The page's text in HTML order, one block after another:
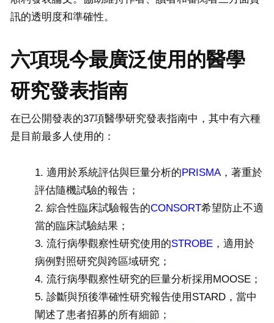
訊的透明度和準確性。
六項現今最廣泛使用的醫學
研究發表指南
在已公開發表的37項醫學研究發表指南中，其中有六種
是目前最多人使用的：
適用於系統評估與巨量分析的 PRISMA，著重於
評估隨機試驗的報告；
綜合性臨床試驗報告的CONSORT希望防止不適
當的臨床試驗結果；
流行病學觀察性研究使用的STROBE ，適用於
病例對照研究與跨區域研究；
流行病學觀察性研究的巨量分析採用MOOSE；
診斷與預後準確性研究報告使用STARD，當中
闡述了患者招募的所有細節；